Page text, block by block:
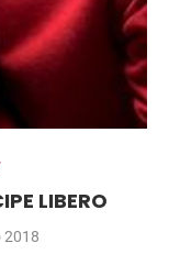
LIBERO
2018